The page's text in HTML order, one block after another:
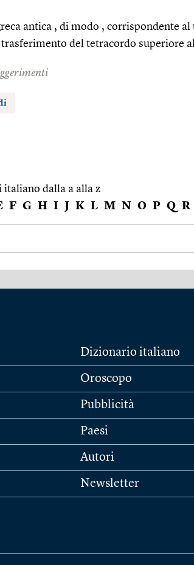
antica , di modo , corrispondente
del tetracordo superiore
dalla a alla z
F G H I J K L M N O P Q R
Dizionario italiano
Oroscopo
Pubblicità
Paesi
Autori
Newsletter